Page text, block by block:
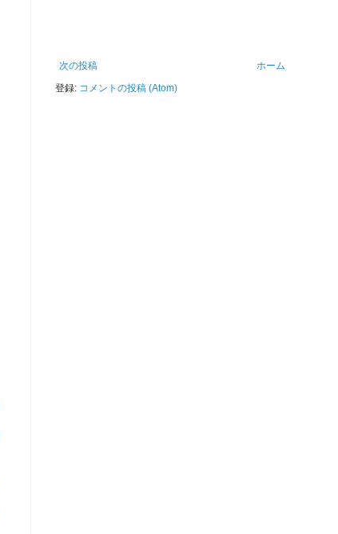
次の投稿
ホーム
登録: コメントの投稿 (Atom)